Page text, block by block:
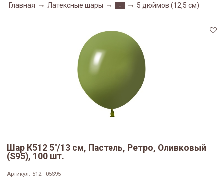
Главная Латексные шары - 5 дюймов (12,5 см)
Шар К512 5''/13 см, Пастель, Ретро, Оливковый
(S95), 100 шт.
Артикул: 512—05S95